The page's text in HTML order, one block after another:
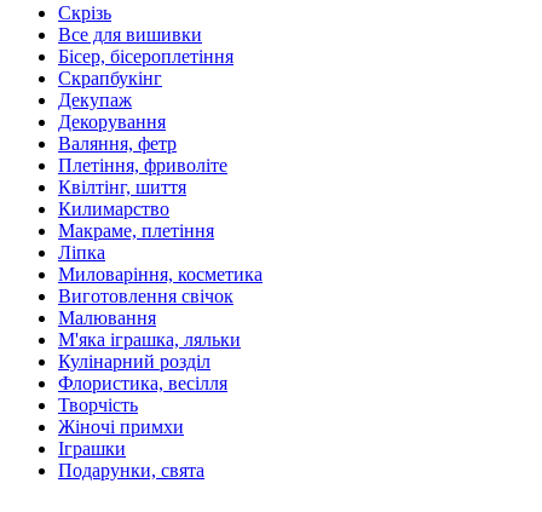
Скрізь
Все для вишивки
Бісер, бісероплетіння
Скрапбукінг
Декупаж
Декорування
Валяння, фетр
Плетіння, фриволіте
Квілтінг, шиття
Килимарство
Макраме, плетіння
Ліпка
Миловаріння, косметика
Виготовлення свічок
Малювання
М'яка іграшка, ляльки
Кулінарний розділ
Флористика, весілля
Творчість
Жіночі примхи
Іграшки
Подарунки, свята